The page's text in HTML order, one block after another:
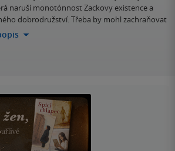
naruší monotónnost Zackovy existence a
dobrodružství. Třeba by mohl zachraňovat